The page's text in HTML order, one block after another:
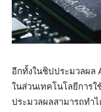
อีกทั้งในชิปประมวลผล
ในส่วนเทคโนโลยีการ
ประมวลผลสามารถทำ